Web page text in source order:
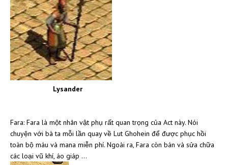
Lysander
Fara: Fara là một nhân vật phụ rất quan trọng của Act này. Nói
chuyện với bà ta mỗi lần quay về Lut Ghohein để được phục hồi
toàn bộ máu và mana miễn phí. Ngoài ra, Fara còn bán và sửa chữa
các loại vũ khí, áo giáp …